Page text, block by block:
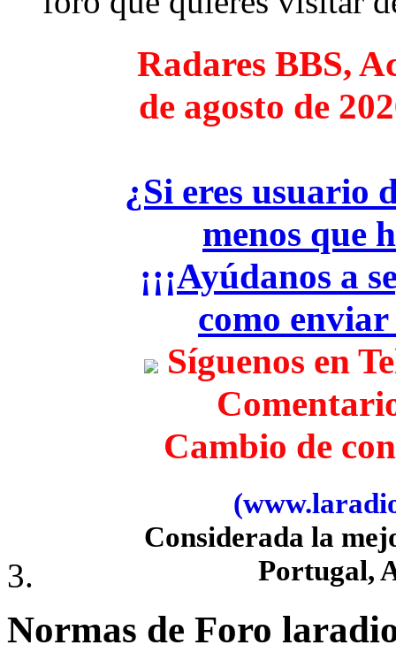
Radares BBS,
de agosto de
¿Si eres usuario
menos que
¡¡¡Ayúdanos a
como
Síguenos en
Cambio de
Considerada la
Portugal,
Normas de Foro